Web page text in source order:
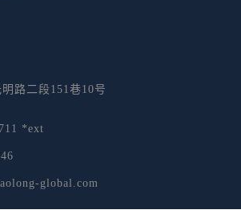
路二段151巷10号
*ext
global.com